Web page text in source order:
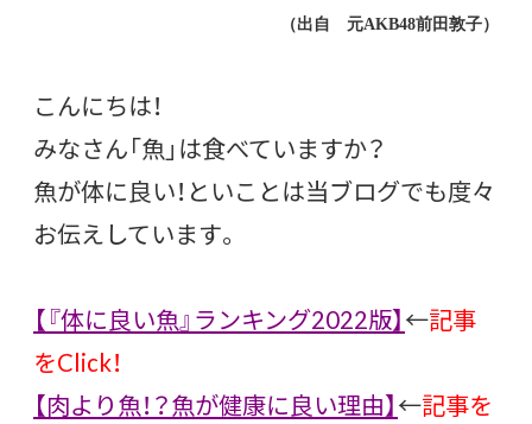
（出自 元AKB48前田敦子）
こんにちは！
みなさん「魚」は食べていますか？
魚が体に良い！といことは当ブログでも度々
お伝えしています。
【『体に良い魚』ランキング2022版】←記事
をClick！
【肉より魚！？魚が健康に良い理由】←記事を